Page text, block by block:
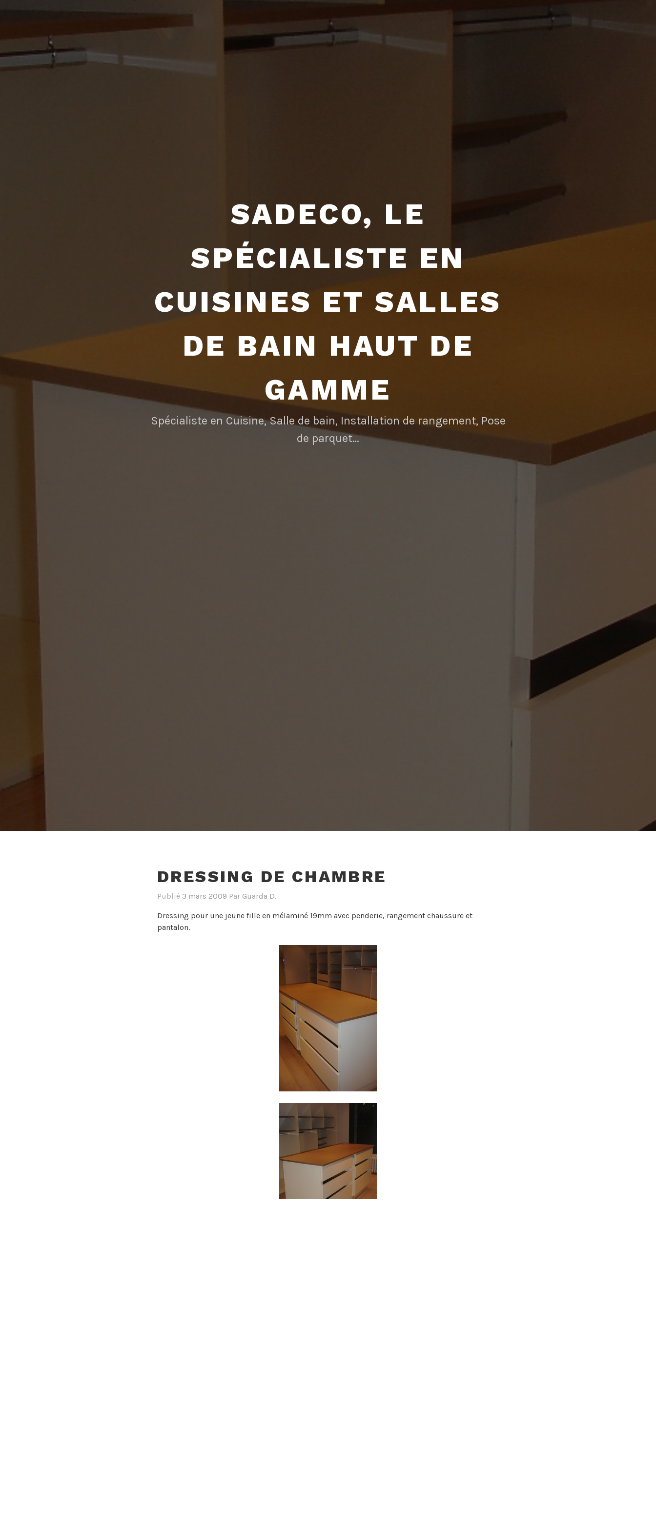
SADECO, LE
SPÉCIALISTE EN
CUISINES ET SALLES
DE BAIN HAUT DE
GAMME
Spécialiste en Cuisine, Salle de bain, Installation de rangement, Pose
de parquet…
DRESSING DE CHAMBRE
Publié 3 mars 2009 Par Guarda D.
Dressing pour une jeune fille en mélaminé 19mm avec penderie, rangement chaussure et
pantalon.